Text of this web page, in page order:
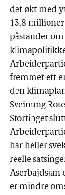
det økt med
13,8 millioner
påstander
fremmet ett
den
Sveinung
Stortinget
har heller
reelle
Aserbajdsjan
er mindre